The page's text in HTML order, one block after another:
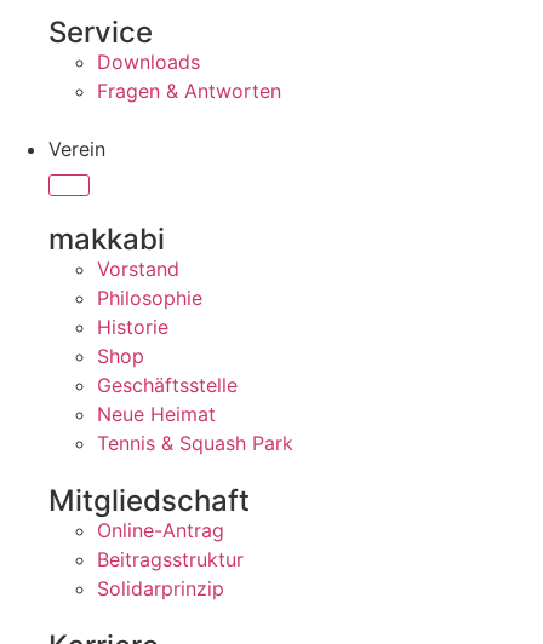
Service
Downloads
Fragen & Antworten
Verein
makkabi
Vorstand
Philosophie
Historie
Shop
Geschäftsstelle
Neue Heimat
Tennis & Squash Park
Mitgliedschaft
Online-Antrag
Beitragsstruktur
Solidarprinzip